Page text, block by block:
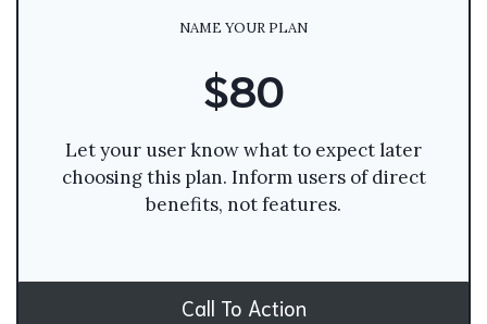
NAME YOUR PLAN
$80
Let your user know what to expect later
choosing this plan. Inform users of direct
benefits, not features.
Call To Action